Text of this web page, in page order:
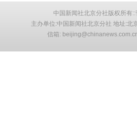
中国新闻社北京分社版权所有
主办单位:中国新闻社北京分社 地址:
信箱: